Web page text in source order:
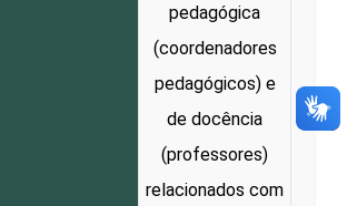
pedagógica
(coordenadores
pedagógicos) e
de docência
(professores)
relacionados com